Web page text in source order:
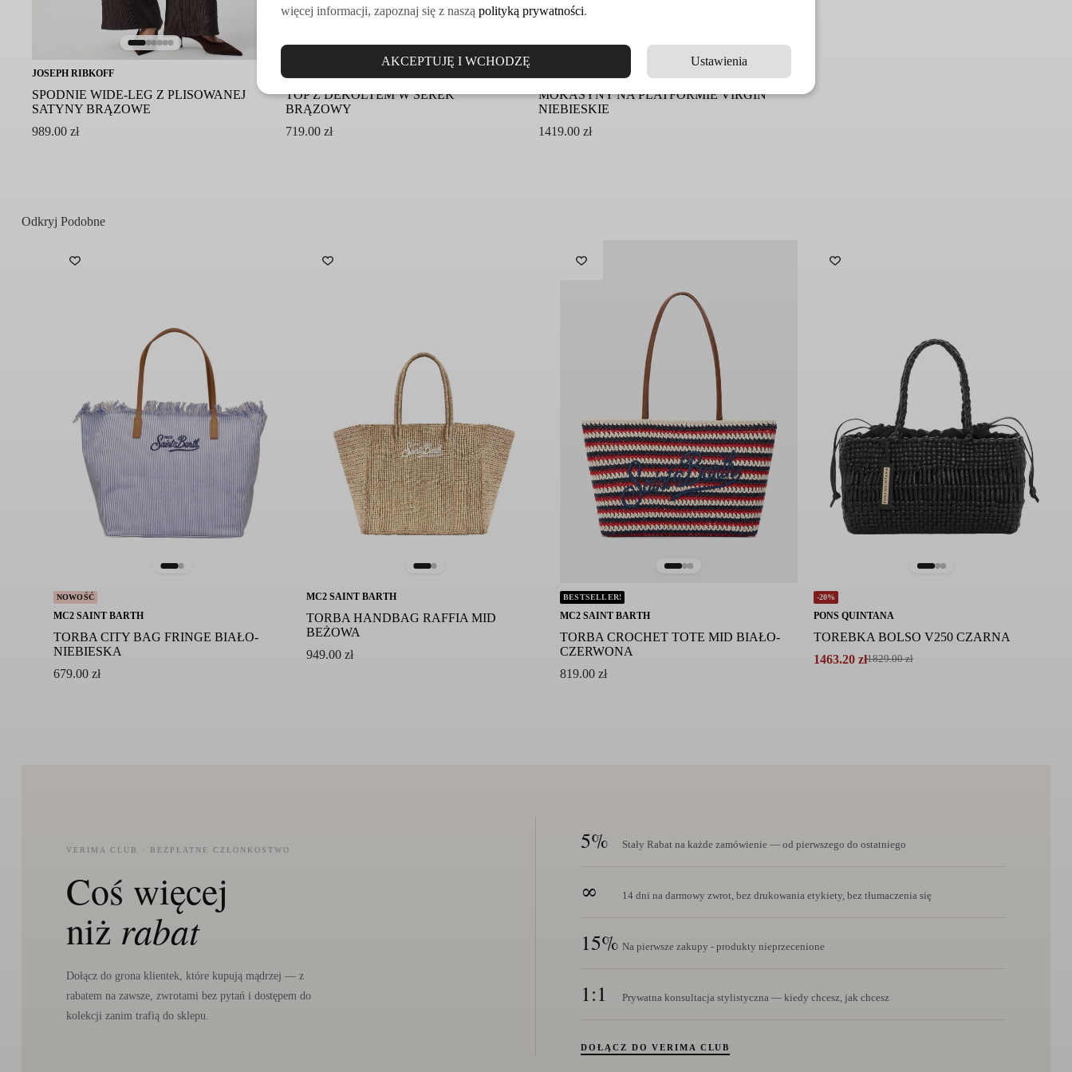
JOSEPH RIBKOFF
SPODNIE WIDE-LEG Z PLISOWANEJ
SATYNY BRĄZOWE
989.00 zł
TOP Z DEKOLTEM W SEREK
BRĄZOWY
719.00 zł
MOKASYNY NA PLATFORMIE VIRGIN
NIEBIESKIE
1419.00zł
Odkryj Podobne
NOWOŚĆ
MC2 SAINT BARTH
TORBA CITY BAG FRINGE BIAŁO-
NIEBIESKA
679.00 zł
MC2 SAINT BARTH
TORBA HANDBAG RAFFIA MID
BEŻOWA
949.00zł
BESTSELLER!
MC2 SAINT BARTH
TORBA CROCHET TOTE MID BIAŁO-
CZERWONA
819.00 zł
-20%
PONS QUINTANA
TOREBKA BOLSO V250 CZARNA
1829.00zł
Pierwotna
1463.20 zł
Aktualna
VERIMA CLUB · BEZPŁATNE CZŁONKOSTWO
Coś więcej
niż rabat
Dołącz do grona klientek, które kupują mądrzej — z
rabatem na zawsze, zwrotami bez pytań i dostępem do
kolekcji zanim trafią do sklepu.
5% Stały Rabat na każde zamówienie — od pierwszego do ostatniego
∞ 14 dni na darmowy zwrot, bez drukowania etykiety, bez tłumaczenia się
15% Na pierwsze zakupy - produkty nieprzecenione
1:1 Prywatna konsultacja stylistyczna — kiedy chcesz, jak chcesz
DOŁĄCZ DO VERIMA CLUB
więcej informacji, zapoznaj się z naszą polityką prywatności.
AKCEPTUJĘ I WCHODZĘ Ustawienia